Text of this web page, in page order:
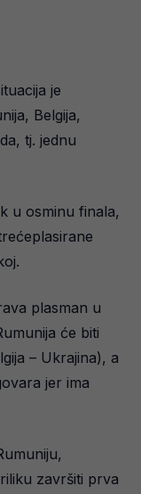
je
Belgija,
tj. jednu
u osminu finala,
plasman u
će biti
– Ukrajina), a
jer ima
završiti prva